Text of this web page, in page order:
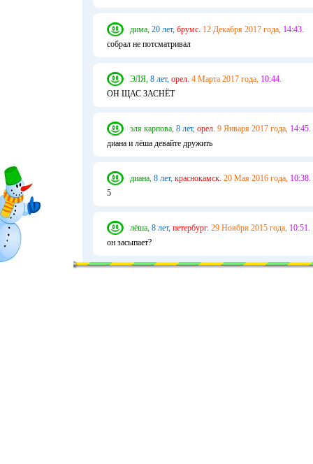
дима, 20 лет, брумс. 12 Декабря 2017 года, 14:43.
собрал не потсматривал
ЭЛЯ, 8 лет, орел. 4 Марта 2017 года, 10:44.
ОН ЩАС ЗАСНЁТ
эля карпова, 8 лет, орел. 9 Января 2017 года, 14:45.
диана и лёша девайте дружить
диана, 8 лет, краснокамск. 20 Мая 2016 года, 10:38.
5
лёша, 8 лет, петербург. 29 Ноября 2015 года, 10:51.
он засыпает?